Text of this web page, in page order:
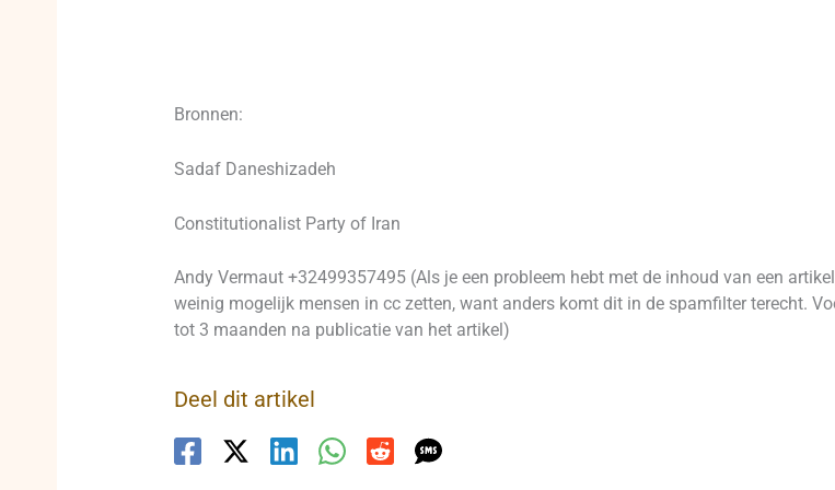
Bronnen:
Sadaf Daneshizadeh
Constitutionalist Party of Iran
Andy Vermaut +32499357495 (Als je een probleem hebt met de inhoud van een
weinig mogelijk mensen in cc zetten, want anders komt dit in de spamfilter terecht.
tot 3 maanden na publicatie van het artikel)
Deel dit artikel